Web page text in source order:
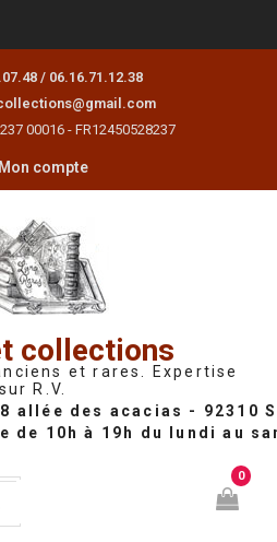
/ 06.16.71.12.38
00016 - FR12450528237
Mon compte
collections
et rares. Expertise
sur R.V.
0